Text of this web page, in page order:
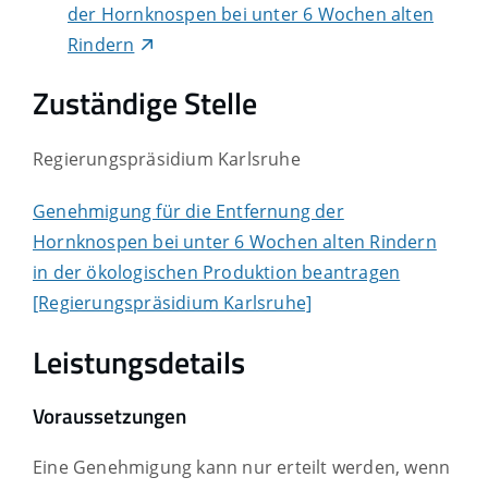
der Hornknospen bei unter 6 Wochen alten
Rindern
Zuständige Stelle
Regierungspräsidium Karlsruhe
Genehmigung für die Entfernung der
Hornknospen bei unter 6 Wochen alten Rindern
in der ökologischen Produktion beantragen
[Regierungspräsidium Karlsruhe]
Leistungsdetails
Voraussetzungen
Eine Genehmigung kann nur erteilt werden, wenn